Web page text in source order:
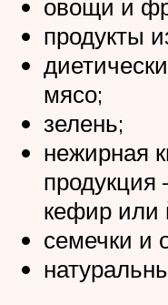
овощи и
продукты
мясо;
зелень;
нежирная
кефир или
семечки и